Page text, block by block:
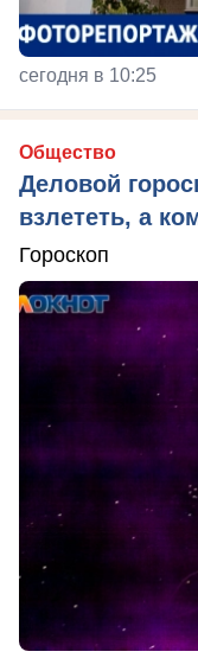
сегодня в 10:25
Общество
Деловой
взлететь, а
Гороскоп